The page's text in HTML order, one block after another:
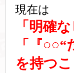
現在は
「明確
「『
を持つこ